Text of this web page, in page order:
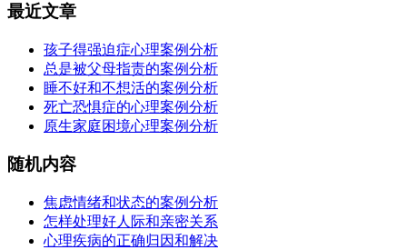
最近文章
孩子得强迫症心理案例分析
总是被父母指责的案例分析
睡不好和不想活的案例分析
死亡恐惧症的心理案例分析
原生家庭困境心理案例分析
随机内容
焦虑情绪和状态的案例分析
怎样处理好人际和亲密关系
心理疾病的正确归因和解决